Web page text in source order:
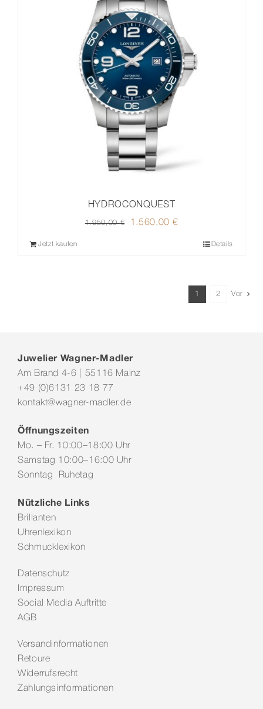
HYDROCONQUEST
1.950,00€
Ursprünglicher
1.560,00 €
Jetzt kaufen Details
1 2 Vor
Juwelier Wagner-Madler
Am Brand 4-6 | 55116 Mainz
+49 (0)6131 23 18 77
kontakt@wagner-madler.de
Öffnungszeiten
Mo. – Fr. 10:00–18:00 Uhr
Samstag 10:00–16:00 Uhr
Sonntag Ruhetag
Nützliche Links
Brillanten
Uhrenlexikon
Schmucklexikon
Datenschutz
Impressum
Social Media Auftritte
AGB
Versandinformationen
Retoure
Widerrufsrecht
Zahlungsinformationen